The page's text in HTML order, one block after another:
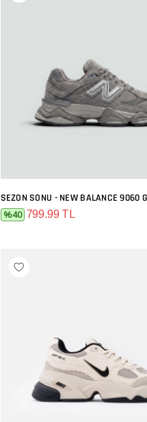
SEPETE EKLE
SEZON SONU - NEW BALANCE 9060
%40 799.99 TL